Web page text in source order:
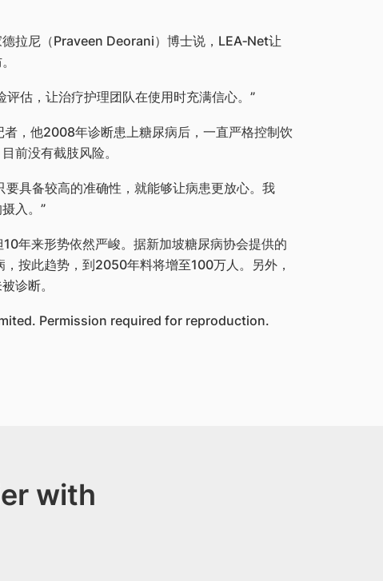
拉尼（Praveen Deorani）博士说，LEA‑Net让
估，让治疗护理团队在使用时充满信心。”
，他2008年诊断患上糖尿病后，一直严格控制饮
前没有截肢风险。
具备较高的准确性，就能够让病患更放心。我
入。”
年来形势依然严峻。据新加坡糖尿病协会提供的
按此趋势，到2050年料将增至100万人。另外，
诊断。
Permission required for reproduction.
with